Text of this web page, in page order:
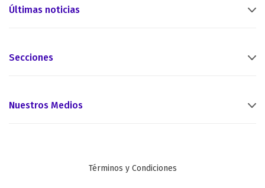
Últimas noticias
Secciones
Nuestros Medios
Términos y Condiciones